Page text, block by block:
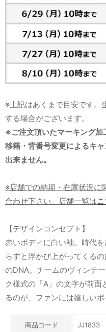
※上記はあくまで目安です。
する場合がございます。
※ご注文頂いたマーキング
移籍・背番号変更によるキ
出来ません。
※店舗での納期・在庫状況に
合わせ下さい。店舗一覧は
【デザインコンセプト】
赤いボディに白い袖。時代
らすと浮かび上がってくる
のDNA。チームのヴィンテ
ク様式の「A」の文字が前
るのが、ファンには嬉しいポ
商品コード JJ1833